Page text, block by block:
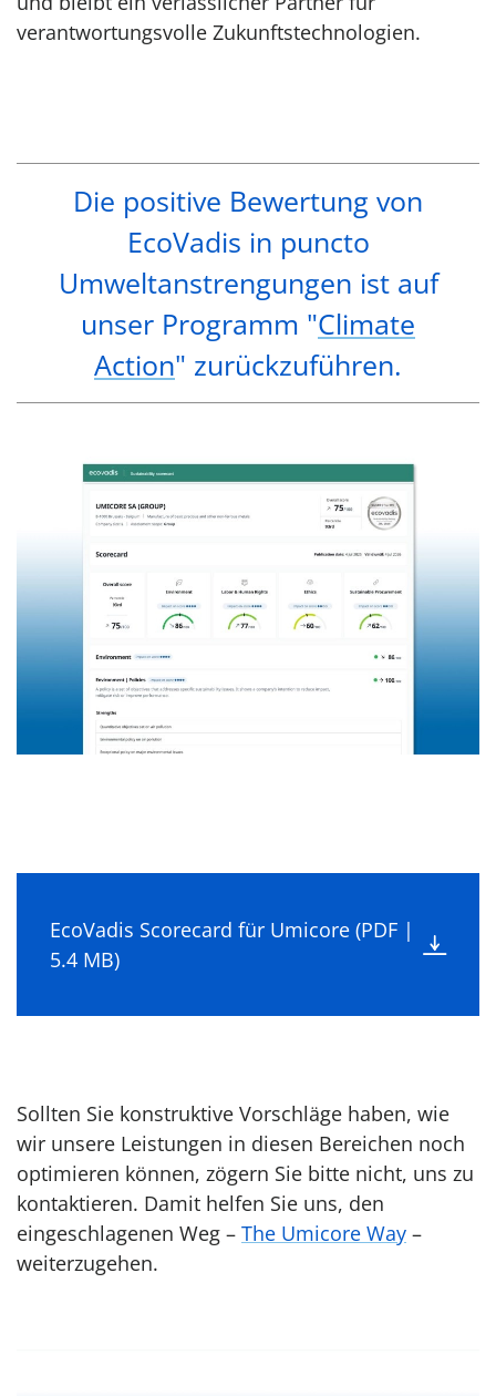
verantwortungsvolle Zukunftstechnologien.
Die positive Bewertung von
EcoVadis in puncto
Umweltanstrengungen ist auf
unser Programm "Climate
Action" zurückzuführen.
EcoVadis Scorecard für Umicore (PDF |
5.4 MB)
Sollten Sie konstruktive Vorschläge haben, wie
wir unsere Leistungen in diesen Bereichen noch
optimieren können, zögern Sie bitte nicht, uns zu
kontaktieren. Damit helfen Sie uns, den
eingeschlagenen Weg – The Umicore Way –
weiterzugehen.